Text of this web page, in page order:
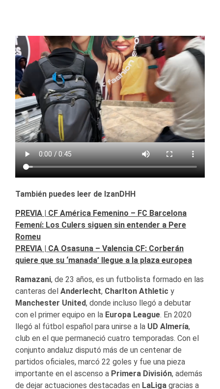
También puedes leer de IzanDHH
PREVIA | CF América Femenino – FC Barcelona
Femení: Los Culers siguen sin entender a Pere
Romeu
PREVIA | CA Osasuna – Valencia CF: Corberán
quiere que su ‘manada’ llegue a la plaza europea
Ramazani, de 23 años, es un futbolista formado en las
canteras del Anderlecht, Charlton Athletic y
Manchester United, donde incluso llegó a debutar
con el primer equipo en la Europa League. En 2020
llegó al fútbol español para unirse a la UD Almería,
club en el que permaneció cuatro temporadas. Con el
conjunto andaluz disputó más de un centenar de
partidos oficiales, marcó 22 goles y fue una pieza
importante en el ascenso a Primera División, además
de dejar actuaciones destacadas en LaLiga gracias a